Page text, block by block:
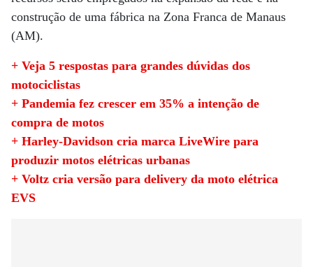
construção de uma fábrica na Zona Franca de Manaus
(AM).
+ Veja 5 respostas para grandes dúvidas dos
motociclistas
+ Pandemia fez crescer em 35% a intenção de
compra de motos
+ Harley-Davidson cria marca LiveWire para
produzir motos elétricas urbanas
+ Voltz cria versão para delivery da moto elétrica
EVS